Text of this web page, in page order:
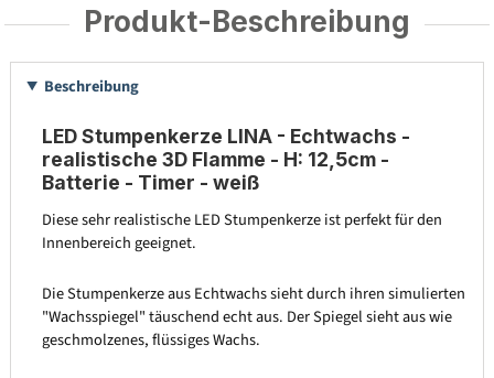
Produkt-Beschreibung
Beschreibung
LED Stumpenkerze LINA - Echtwachs -
realistische 3D Flamme - H: 12,5cm -
Batterie - Timer - weiß
Diese sehr realistische LED Stumpenkerze ist perfekt für den
Innenbereich geeignet.
Die Stumpenkerze aus Echtwachs sieht durch ihren simulierten
"Wachsspiegel" täuschend echt aus. Der Spiegel sieht aus wie
geschmolzenes, flüssiges Wachs.